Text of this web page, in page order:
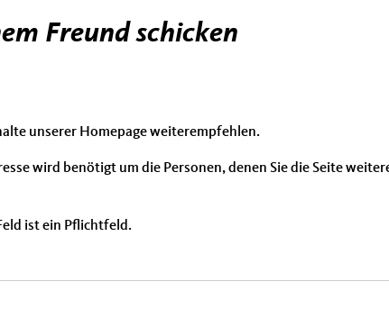
Freund schicken
unserer Homepage weiterempfehlen.
wird benötigt um die Personen, denen Sie die Seite
ist ein Pflichtfeld.